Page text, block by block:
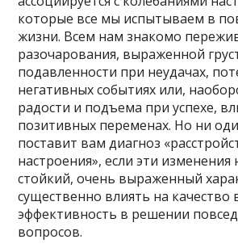
которые все мы испытываем в
жизни. Всем нам знакомо
разочарования, выраженной
подавленности при неудачах,
негативных событиях или,
радости и подъема при успехе,
позитивных переменах. Но ни
поставит вам диагноз
настроения», если эти изменения
стойкий, очень выраженный
существенно влиять на
эффективность в решении
вопросов.